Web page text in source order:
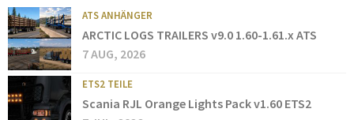
ATS ANHÄNGER
ARCTIC LOGS TRAILERS v9.0 1.60-1.61.x ATS
7 AUG, 2026
ETS2 TEILE
Scania RJL Orange Lights Pack v1.60 ETS2